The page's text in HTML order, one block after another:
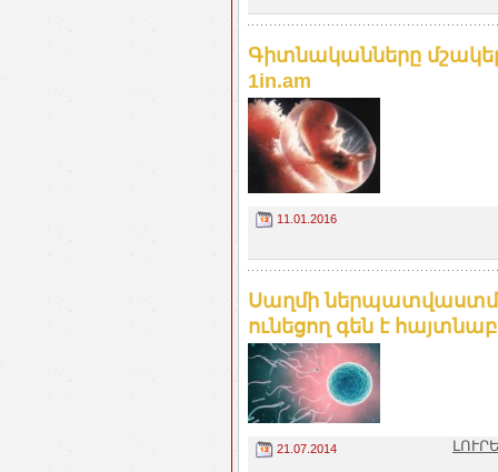
Գիտնականները մշակել
1in.am
11.01.2016
Սաղմի
ունեցող գեն է
21.07.2014